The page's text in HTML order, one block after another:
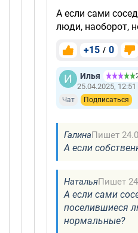
А если сами
люди, наоборот,
+15 / 0
Илья
25.04.2025, 12:51
Чат Подписаться
ГалинаПишет
А если
НатальяПишет
А если сами
поселившиеся
нормальные?